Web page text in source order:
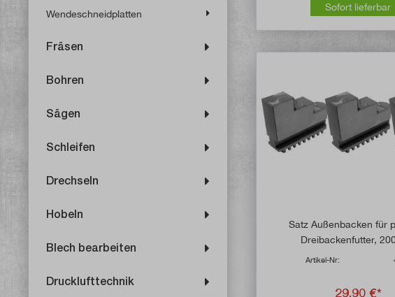
Wendeschneidplatten
Fräsen
Bohren
Sägen
Schleifen
Drechseln
Hobeln
Blech bearbeiten
Drucklufttechnik
Sofort lieferbar
Satz Außenbacken für
Dreibackenfutter,
Artikel-Nr:
29,90 €*